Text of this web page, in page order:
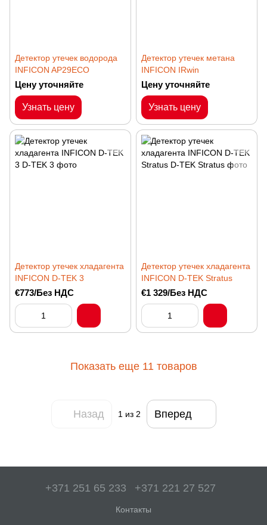
Детектор утечек водорода
INFICON AP29ECO
Цену уточняйте
Узнать цену
Детектор утечек метана
INFICON IRwin
Цену уточняйте
Узнать цену
Детектор утечек хладагента
INFICON D-TEK 3
€773/Без НДС
Детектор утечек хладагента
INFICON D-TEK Stratus
€1 329/Без НДС
Показать еще 11 товаров
Назад 1 из 2 Вперед
+371 251 65 233 +371 221 27 527
Контакты